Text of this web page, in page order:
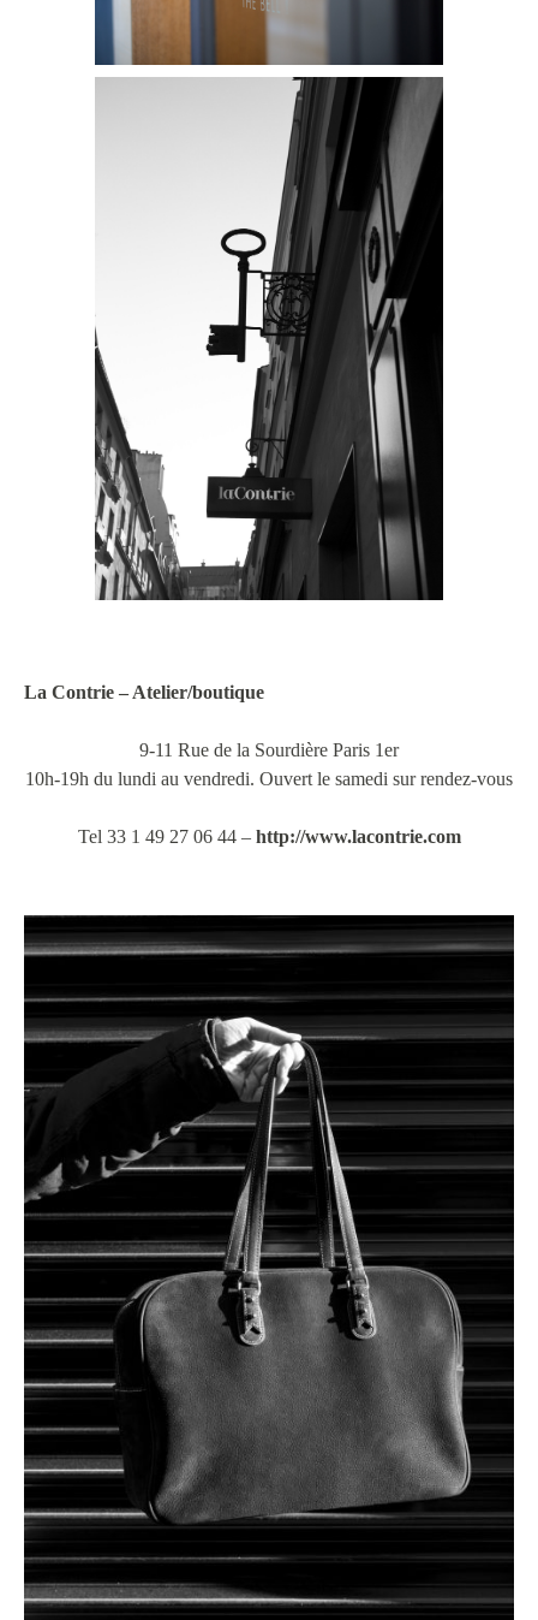
La Contrie – Atelier/boutique
9-11 Rue de la Sourdière Paris 1er
10h-19h du lundi au vendredi. Ouvert le samedi sur rendez-vous
Tel 33 1 49 27 06 44 – http://www.lacontrie.com